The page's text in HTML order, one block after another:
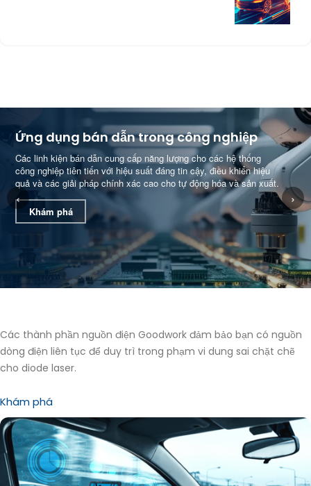
Ứng dụng bán dẫn trong công nghiệp
Các linh kiện bán dẫn cung cấp năng lượng cho các hệ thống
công nghiệp tiên tiến với hiệu suất đáng tin cậy, điều khiển hiệu
quả và các giải pháp chính xác cao cho tự động hóa và sản xuất.
Khám phá
‹ ›
Các thành phần nguồn điện Goodwork đảm bảo bạn có nguồn
dòng điện liên tục để duy trì trong phạm vi dung sai chặt chẽ
cho diode laser.
Khám phá